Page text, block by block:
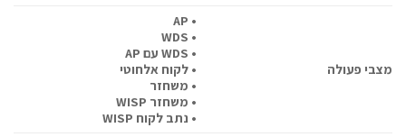
מצבי פעולה
• AP
• WDS
• WDS עם AP
• לקוח אלחוטי
• משחזר
• משחזר WISP
• נתב לקוח WISP